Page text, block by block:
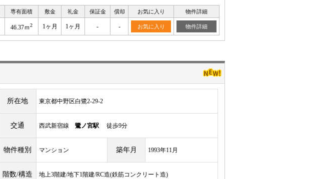
専有面積 敷金 礼金 保証金 償却 お気に入り 物件詳細
46.37ｍ2 1ヶ月 1ヶ月 - - お気に入り 物件詳細
所在地 東京都中野区白鷺2-29-2
交通 西武新宿線 鷺ノ宮駅 徒歩9分
物件種別 マンション 築年月 1993年11月
階数/構造 地上3階建/地下1階建/RC造(鉄筋コンクリート造)